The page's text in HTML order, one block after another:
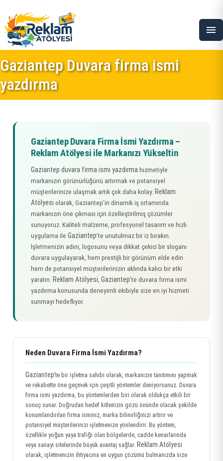
menu
Gaziantep Duvara firma ismi
yazdırma
Gaziantep Duvara Firma İsmi Yazdırma –
Reklam Atölyesi ile Markanızı Yükseltin
Gaziantep duvara firma ismi yazdırma hizmetiyle
markanızın görünürlüğünü artırmak ve potansiyel
müşterilerinize ulaşmak artık çok daha kolay. Reklam
Atölyesi olarak, Gaziantep’in dinamik iş ortamında
markanızın öne çıkması için özelleştirilmiş çözümler
sunuyoruz. Kaliteli malzeme, profesyonel tasarım ve hızlı
uygulama ile Gaziantep’te unutulmaz bir iz bırakın.
İşletmenizin adını, logosunu veya dikkat çekici bir sloganı
duvara uygulayarak, hem prestijli bir görünüm elde edin
hem de potansiyel müşterilerinizin aklında kalıcı bir etki
yaratın. Reklam Atölyesi, Gaziantep’te duvara firma ismi
yazdırma konusunda deneyimli ekibiyle size en iyi hizmeti
sunmayı hedefliyor.
Neden Duvara Firma İsmi Yazdırma?
Gaziantep’te bir işletma sahibi olarak, markanızın tanıtımını yapmak
ve rekabette öne geçmek için çeşitli yöntemler deniyorsunuz. Duvara
firma ismi yazdırma, bu yöntemlerden biri olarak oldukça etkili bir
sonuç sunar. Doğrudan hedef kitlenizin gözü önünde olacak şekilde
konumlandırılan firma isminiz, marka bilinirliğinizi artırır ve
potansiyel müşterilerinizi işletmenize yönlendirir. Bu yöntem,
özellikle yoğun yaya trafiği olan bölgelerde, cadde kenarlarında
veya sanayi sitelerinde büyük avantaj sağlar. Reklam Atölyesi
olarak, işletmenizin ihtiyacına en uygun çözümü bulmanızda size